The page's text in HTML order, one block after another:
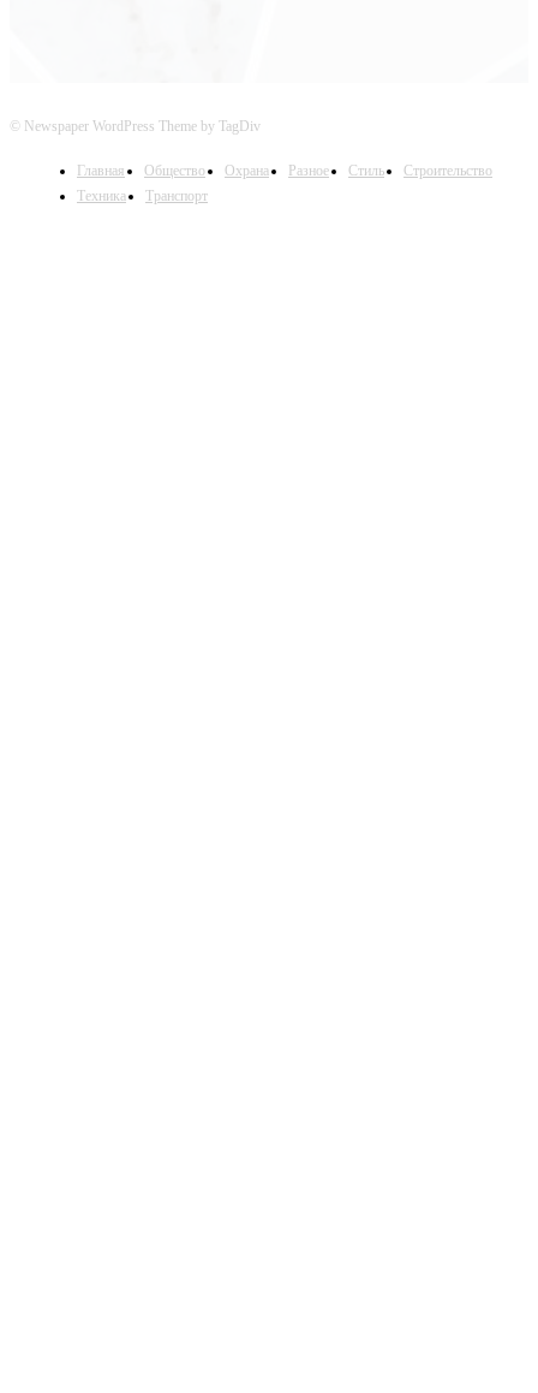
© Newspaper WordPress Theme by TagDiv
Главная Общество Охрана Разное Стиль
Строительство
Техника
Транспорт